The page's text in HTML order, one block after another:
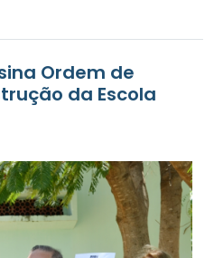
Ordem de
da Escola